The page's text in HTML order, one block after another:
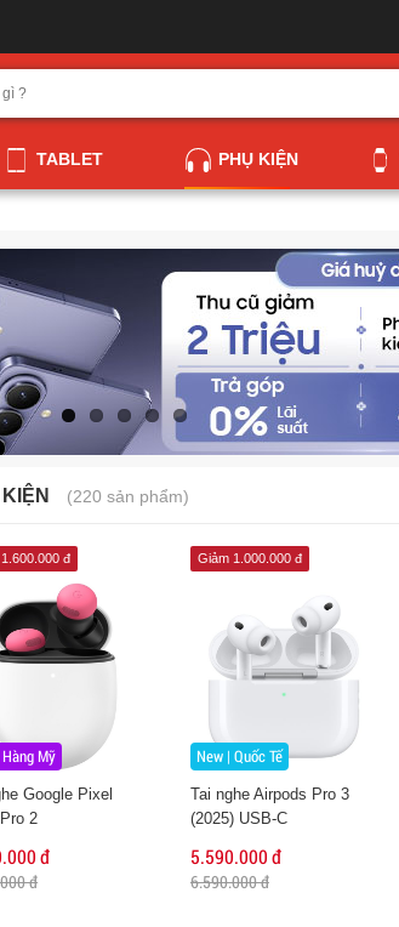
TABLET PHỤ KIỆN
(220 sản phẩm)
Mỹ
đ
Google Pixel
2
đ
đ
New | Quốc Tế
Giảm 1.000.000 đ
Tai nghe Airpods Pro 3
(2025) USB-C
5.590.000 đ
6.590.000 đ